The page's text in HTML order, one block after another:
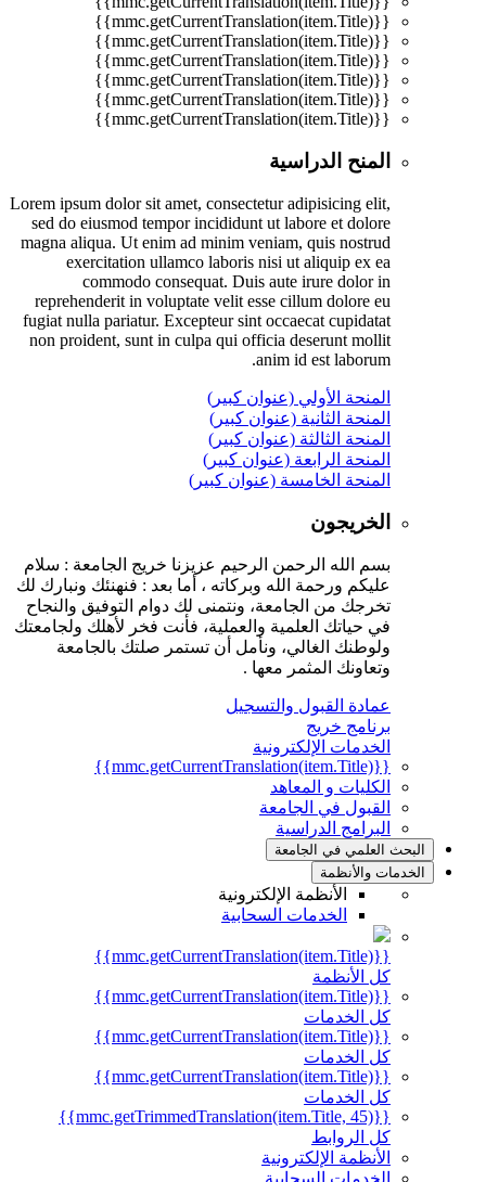
{{mmc.getCurrentTranslation(item.Title)}}
{{mmc.getCurrentTranslation(item.Title)}}
{{mmc.getCurrentTranslation(item.Title)}}
{{mmc.getCurrentTranslation(item.Title)}}
{{mmc.getCurrentTranslation(item.Title)}}
{{mmc.getCurrentTranslation(item.Title)}}
المنح الدراسية
Lorem ipsum dolor sit amet, consectetur adipisicing elit,
sed do eiusmod tempor incididunt ut labore et dolore
magna aliqua. Ut enim ad minim veniam, quis nostrud
exercitation ullamco laboris nisi ut aliquip ex ea
commodo consequat. Duis aute irure dolor in
reprehenderit in voluptate velit esse cillum dolore eu
fugiat nulla pariatur. Excepteur sint occaecat cupidatat
non proident, sunt in culpa qui officia deserunt mollit
anim id est laborum.
المنحة الأولي (عنوان كبير)
المنحة الثانية (عنوان كبير)
المنحة الثالثة (عنوان كبير)
المنحة الرابعة (عنوان كبير)
المنحة الخامسة (عنوان كبير)
الخريجون
بسم الله الرحمن الرحيم عزيزنا خريج الجامعة : سلام
عليكم ورحمة الله وبركاته ، أما بعد : فنهنئك ونبارك لك
تخرجك من الجامعة، ونتمنى لك دوام التوفيق والنجاح
في حياتك العلمية والعملية، فأنت فخر لأهلك ولجامعتك
ولوطنك الغالي، ونأمل أن تستمر صلتك بالجامعة
وتعاونك المثمر معها .
عمادة القبول والتسجيل
برنامج خريج
الخدمات الإلكترونية
{{mmc.getCurrentTranslation(item.Title)}}
الكليات و المعاهد
القبول في الجامعة
البرامج الدراسية
البحث العلمي في الجامعة
الخدمات والأنظمة
الأنظمة الإلكترونية
الخدمات السحابية
{{mmc.getCurrentTranslation(item.Title)}}
كل الأنظمة
{{mmc.getCurrentTranslation(item.Title)}}
كل الخدمات
{{mmc.getCurrentTranslation(item.Title)}}
كل الخدمات
{{mmc.getCurrentTranslation(item.Title)}}
كل الخدمات
{{mmc.getTrimmedTranslation(item.Title, 45)}}
كل الروابط
الأنظمة الإلكترونية